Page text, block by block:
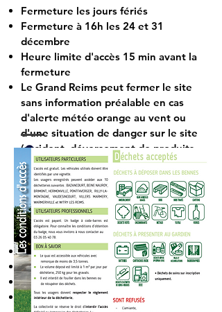
Fermeture les jours fériés
Fermeture à 16h les 24 et 31
décembre
Heure limite d'accès 15 min avant la
fermeture
Le Grand Reims peut fermer le site
sans information préalable en cas
d'alerte météo orange au vent ou
d'une situation de danger sur le site
(accident, déversement de produits
chimiques, présences d'explosifs, ...)
Lieu-Dit La Forêt
51600
Vaudesincourt
Lundi fermé
Mardi de 14h à 18h
Mercredi, jeudi, vendredi fermé
Samedi de 9h à 12h